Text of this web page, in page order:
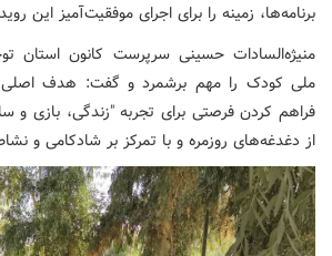
برنامه‌ها، زمینه را برای اجرای موفقیت‌آمیز این
منیژه‌السادات حسینی سرپرست کانون استان
ملی کودک را مهم برشمرد و گفت: هدف اصلی
فراهم کردن فرصتی برای تجربه‌ "زندگی، بازی و
از دغدغه‌های روزمره و با تمرکز بر شادکامی و